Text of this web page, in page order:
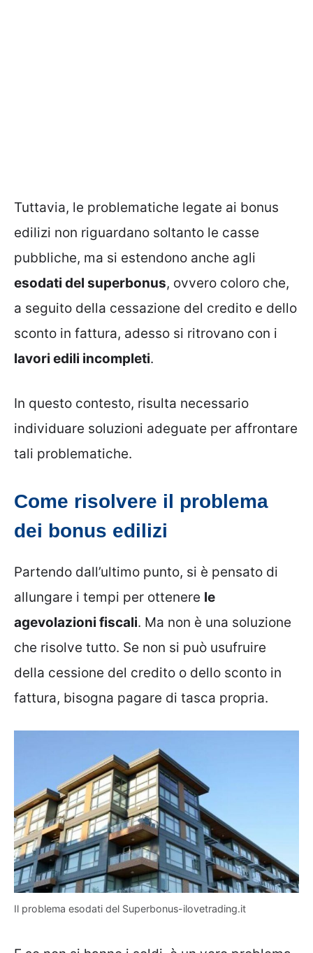
Tuttavia, le problematiche legate ai bonus
edilizi non riguardano soltanto le casse
pubbliche, ma si estendono anche agli
esodati del superbonus, ovvero coloro che,
a seguito della cessazione del credito e dello
sconto in fattura, adesso si ritrovano con i
lavori edili incompleti.
In questo contesto, risulta necessario
individuare soluzioni adeguate per affrontare
tali problematiche.
Come risolvere il problema
dei bonus edilizi
Partendo dall’ultimo punto, si è pensato di
allungare i tempi per ottenere le
agevolazioni fiscali. Ma non è una soluzione
che risolve tutto. Se non si può usufruire
della cessione del credito o dello sconto in
fattura, bisogna pagare di tasca propria.
Il problema esodati del Superbonus-ilovetrading.it